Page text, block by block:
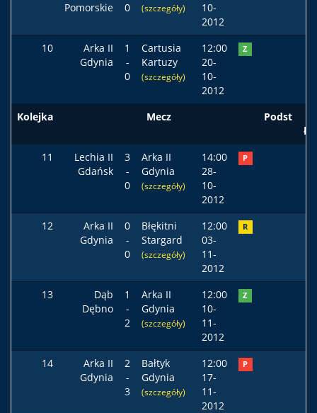
Pomorskie 0 (szczegóły)
10-
2012
10
Arka II
Gdynia
1
-
0
Cartusia
Kartuzy
(szczegóły)
12:00
20-
10-
2012
Z
Kolejka Mecz Podst
11
Lechia II
Gdańsk
3
-
0
Arka II
Gdynia
(szczegóły)
14:00
28-
10-
2012
P
12
Arka II
Gdynia
0
-
0
Błękitni
Stargard
(szczegóły)
12:00
03-
11-
2012
R
13
Dąb
Dębno
1
-
2
Arka II
Gdynia
(szczegóły)
12:00
10-
11-
2012
Z
14
Arka II
Gdynia
2
-
3
Bałtyk
Gdynia
(szczegóły)
12:00
17-
11-
2012
P